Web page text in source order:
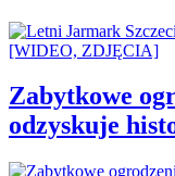
Zabytkowe
odzyskuje